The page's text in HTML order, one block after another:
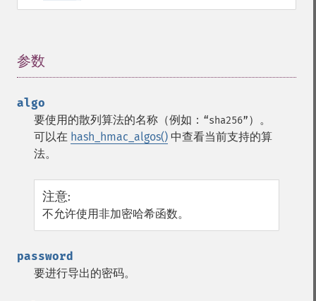
参数
algo
要使用的散列算法的名称（例如： “sha256”）。
可以在 hash_hmac_algos() 中查看当前支持的算
法。
注意:
不允许使用非加密哈希函数。
password
要进行导出的密码。